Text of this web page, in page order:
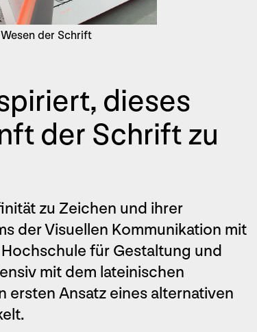
der Schrift
dieses
der Schrift zu
zu Zeichen und ihrer
der Visuellen Kommunikation mit
für Gestaltung und
mit dem lateinischen
Ansatz eines alternativen